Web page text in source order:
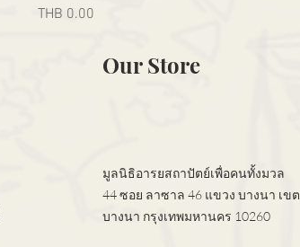
Price
THB 0.00
Our Store
มูลนิธิอารยสถาปัตย์เพื่อคนทั้งมวล
44 ซอย ลาซาล 46 แขวง บางนา เขต
บางนา กรุงเทพมหานคร 10260